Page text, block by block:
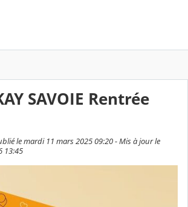
SAVOIE Rentrée
le mardi 11 mars 2025 09:20 - Mis à jour le
13:45